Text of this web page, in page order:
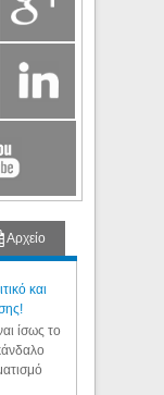
Αρχείο
και
ίσως το